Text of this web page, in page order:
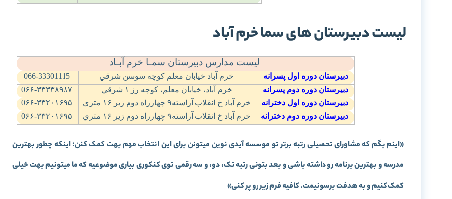
لیست دبیرستان های سما خرم آباد
لیست مدارس دبیرستان سمـا خرم آبـاد
دبیرستان دوره اول پسرانه خرم آباد خيابان معلم کوچه سوسن شرقي
066-33301115
دبیرستان دوره دوم پسرانه
خرم آباد، خيابان معلم، کوچه رز ۱ شرقي
0۶۶-۳۳۳۳۸۹۸۷
دبیرستان دوره اول دخترانه
خرم آباد خ انقلاب آراسته۹ چهارراه دوم زير ۱۶ متري
0۶۶-۳۳۲۰۱۶۹۵
دبیرستان دوره دوم دخترانه
خرم آباد خ انقلاب آراسته۹ چهارراه دوم زير ۱۶ متري 0۶۶-۳۳۲۰۱۶۹۵
«اینم بگم که مشاورای تحصیلی رتبه برتر تو موسسه آیدی نوین میتونن برای این انتخاب مهم بهت کمک کنن؛ اینکه چطور بهترین
مدرسه و بهترین برنامه رو داشته باشی و بعد بتونی رتبه تک، دو، و سه رقمی توی کنکوری بیاری موضوعیه که ما میتونیم بهت خیلی
کمک کنیم و به هدفت برسونیمت. کافیه فرم زیر رو پر کنی»